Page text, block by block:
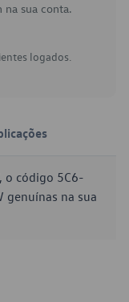
na sua conta.
logados.
o código 5C6-
genuínas na sua